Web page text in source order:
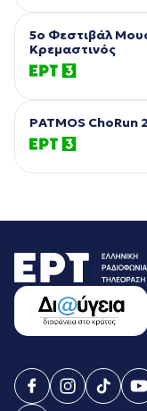
5ο Φεστιβάλ
Κρεμαστινός
PATMOS ChoRun